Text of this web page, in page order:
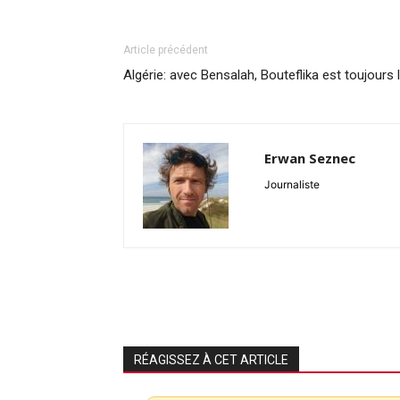
Article précédent
Algérie: avec Bensalah, Bouteflika est toujours
Erwan Seznec
Journaliste
RÉAGISSEZ À CET ARTICLE